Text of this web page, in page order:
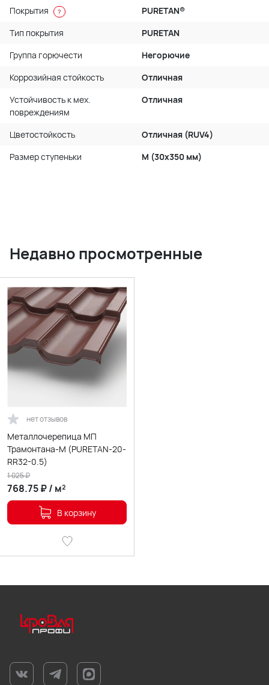
Покрытия ?
PURETAN®
Тип покрытия
PURETAN
Группа горючести
Негорючие
Коррозийная стойкость
Отличная
Устойчивость к мех.
повреждениям
Отличная
Цветостойкость
Отличная (RUV4)
Размер ступеньки
M (30x350 мм)
Недавно просмотренные
нет отзывов
Металлочерепица МП
Трамонтана-M (PURETAN-20-
RR32-0.5)
768.75₽/ м²
1 025₽
В корзину